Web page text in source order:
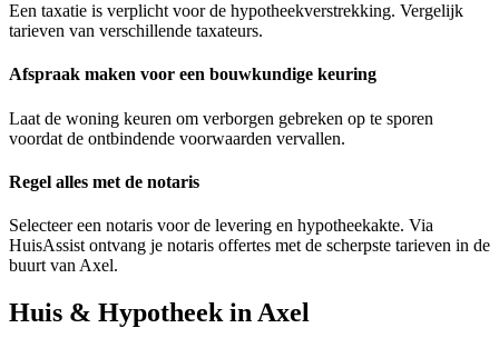
Een taxatie is verplicht voor de hypotheekverstrekking. Vergelijk
tarieven van verschillende taxateurs.
Afspraak maken voor een bouwkundige keuring
Laat de woning keuren om verborgen gebreken op te sporen
voordat de ontbindende voorwaarden vervallen.
Regel alles met de notaris
Selecteer een notaris voor de levering en hypotheekakte. Via
HuisAssist ontvang je notaris offertes met de scherpste tarieven in de
buurt van Axel.
Huis & Hypotheek in Axel